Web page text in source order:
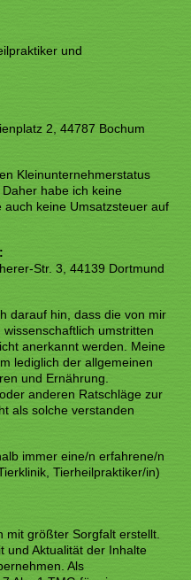
und
2, 44787 Bochum
Kleinunternehmerstatus
habe ich keine
keine Umsatzsteuer auf
Str. 3, 44139 Dortmund
darauf hin, dass die von mir
umstritten
anerkannt werden. Meine
lediglich der allgemeinen
und Ernährung.
anderen Ratschläge zur
als solche verstanden
immer eine/n erfahrene/n
Tierheilpraktiker/in)
mit größter Sorgfalt erstellt.
und Aktualität der Inhalte
Als